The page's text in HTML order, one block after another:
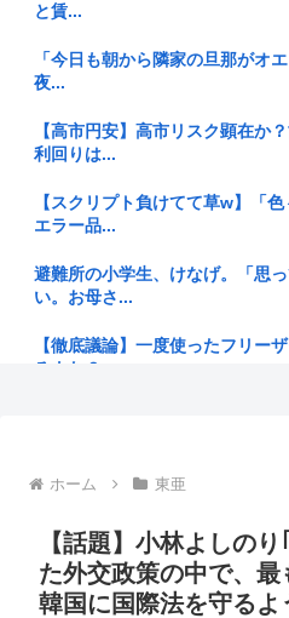
東大のサイトに「天安門」とい
【衝撃】あのちゃん、なんか生
【画像】ちいかわの映画、見る
私より美...
小泉防衛大臣 被爆者を無視して炎
ドローンがウクライナの民間人
氏「ロシ...
み、金利抑...
【悲報】日本人、バカかもしれ
（8%→1%）に...
と賃...
「今日も朝から隣家の旦那がオ
夜...
【高市円安】高市リスク顕在か
利回りは...
【スクリプト負けてて草w】「
エラー品...
避難所の小学生、けなげ。「思
い。お母さ...
【徹底議論】一度使ったフリー
るよな？
【ケンモハック】普通のエアコ
今「佐渡ヶ島」の地価が爆上が
に騙され...
ホーム 東亜
【話題】小林よしの
た外交政策の中で、最
韓国に国際法を守る